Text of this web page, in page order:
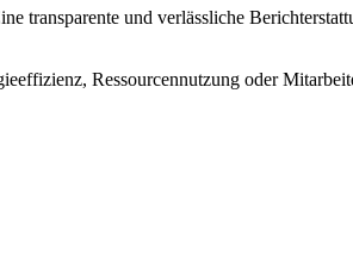
transparente und verlässliche
Ressourcennutzung oder